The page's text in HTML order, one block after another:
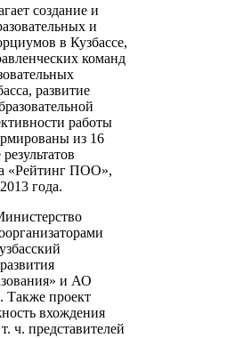
создание и
и
в Кузбассе,
команд
развитие
работы
из 16
«Рейтинг ПОО»,
года.
и АО
Также проект
вхождения
ч. представителей